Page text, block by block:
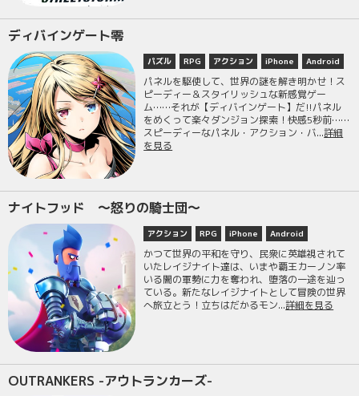
ディバインゲート零
パズル RPG アクション iPhone Android
パネルを駆使して、世界の謎を解き明かせ！ス
ピーディー＆スタイリッシュな新感覚ゲー
ム……それが【ディバインゲート】だ!!パネル
をめくって楽々ダンジョン探索！快感5秒前……
スピーディーなパネル・アクション・バ...詳細
を見る
ナイトフッド ～怒りの騎士団～
アクション RPG iPhone Android
かつて世界の平和を守り、民衆に英雄視されて
いたレイジナイト達は、いまや覇王カーノン率
いる闇の軍勢に力を奪われ、堕落の一途を辿っ
ている。新たなレイジナイトとして冒険の世界
へ旅立とう！立ちはだかるモン...詳細を見る
OUTRANKERS -アウトランカーズ-